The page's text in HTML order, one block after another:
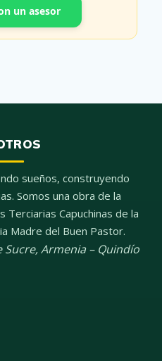
un asesor
sueños, construyendo
Somos una obra de la
Terciarias Capuchinas de la
Madre del Buen Pastor.
Sucre,Armenia – Quindío